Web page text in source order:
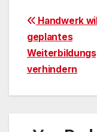
Handwerk
geplantes
verhindern